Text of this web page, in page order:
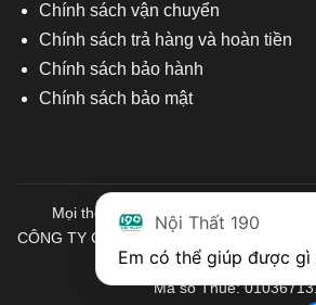
Chính sách vận chuyển
Chính sách trả hàng và hoàn tiền
Chính sách bảo hành
Chính sách bảo mật
Mọi thông tin quý khách hàng vui lòng
CÔNG TY CỔ PHẦN ĐẦU TƯ THƯƠNG
NỘI THẤT
Mã số Thuế:
Nội Thất 190